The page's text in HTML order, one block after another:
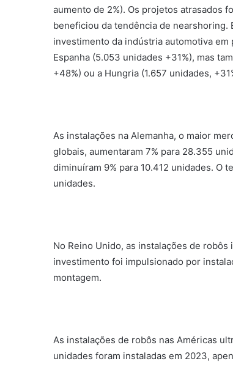
aumento de 2%). Os projetos atrasados
beneficiou da tendência de
investimento da indústria automotiva
Espanha (5.053 unidades +31%), mas
+48%) ou a Hungria (1.657 unidades,
As instalações na Alemanha, o maior
globais, aumentaram 7% para 28.355
diminuíram 9% para 10.412 unidades. O
unidades.
No Reino Unido, as instalações de
investimento foi impulsionado por
montagem.
As instalações de robôs nas Américas
unidades foram instaladas em 2023,